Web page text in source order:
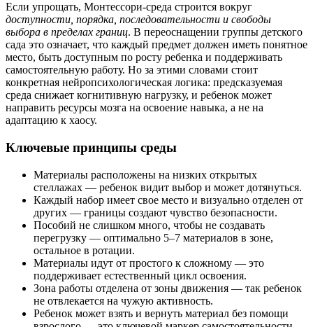
Если упрощать, Монтессори-среда строится вокруг
доступности, порядка, последовательности и свободы
выбора в пределах границ. В переоснащении группы детского
сада это означает, что каждый предмет должен иметь понятное
место, быть доступным по росту ребенка и поддерживать
самостоятельную работу. Но за этими словами стоит
конкретная нейропсихологическая логика: предсказуемая
среда снижает когнитивную нагрузку, и ребенок может
направить ресурсы мозга на освоение навыка, а не на
адаптацию к хаосу.
Ключевые принципы среды
Материалы расположены на низких открытых
стеллажах — ребенок видит выбор и может дотянуться.
Каждый набор имеет свое место и визуально отделен от
других — границы создают чувство безопасности.
Пособий не слишком много, чтобы не создавать
перегрузку — оптимально 5–7 материалов в зоне,
остальное в ротации.
Материалы идут от простого к сложному — это
поддерживает естественный цикл освоения.
Зона работы отделена от зоны движения — так ребенок
не отвлекается на чужую активность.
Ребенок может взять и вернуть материал без помощи